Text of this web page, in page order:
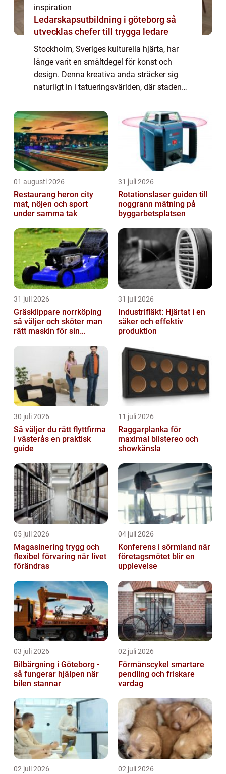
inspiration
Ledarskapsutbildning i göteborg så
utvecklas chefer till trygga ledare
Stockholm, Sveriges kulturella hjärta, har
länge varit en smältdegel för konst och
design. Denna kreativa anda sträcker sig
naturligt in i tatueringsvärlden, där staden
01 augusti 2026
Restaurang heron city
mat, nöjen och sport
under samma tak
31 juli 2026
Rotationslaser guiden till
noggrann mätning på
byggarbetsplatsen
31 juli 2026
Gräsklippare norrköping
så väljer och sköter man
rätt maskin för sin
31 juli 2026
Industrifläkt: Hjärtat i en
säker och effektiv
produktion
30 juli 2026
Så väljer du rätt flyttfirma
i västerås en praktisk
guide
11 juli 2026
Raggarplanka för
maximal bilstereo och
showkänsla
05 juli 2026
Magasinering trygg och
flexibel förvaring när livet
förändras
04 juli 2026
Konferens i sörmland när
företagsmötet blir en
upplevelse
03 juli 2026
Bilbärgning i Göteborg -
så fungerar hjälpen när
bilen stannar
02 juli 2026
Förmånscykel smartare
pendling och friskare
vardag
02 juli 2026 02 juli 2026